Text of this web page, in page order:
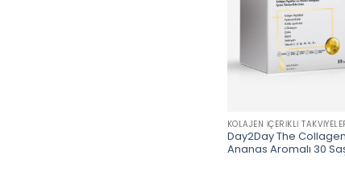
KOLAJEN İÇERIKLI
Day2Day The
Ananas Aromalı 30